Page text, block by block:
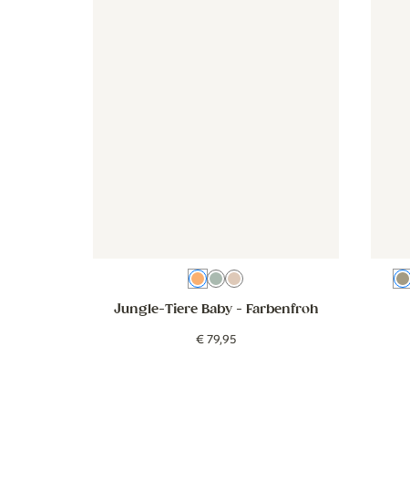
Farbenfroh
Grünblau
Beige
Jungle-Tiere Baby- Farbenfroh
€79,95